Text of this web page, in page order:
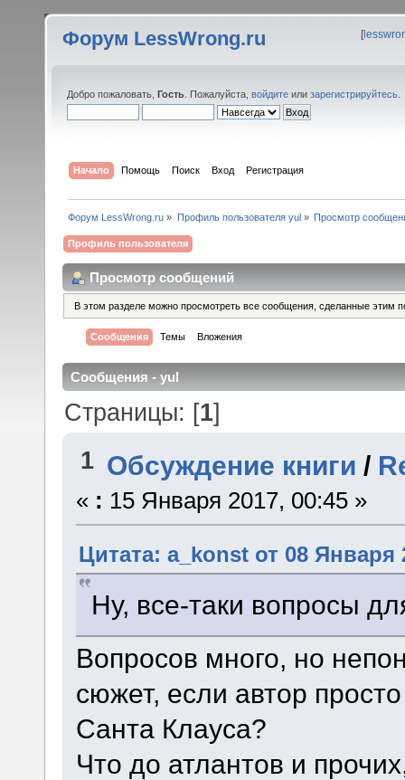
Форум LessWrong.ru [
Добро пожаловать, Гость . Пожалуйста, войдите или зарегистрируйтесь
Начало Помощь Поиск Вход Регистрация
Форум LessWrong.ru » Профиль пользователя yul» Просмотр
Профиль пользователя
Просмотр сообщений
В этом разделе можно просмотреть все сообщения, сделанные этим
Сообщения Темы Вложения
Сообщения - yul
Страницы: [1]
1 Обсуждение книги /
« : 15 Января 2017, 00:45 »
Цитата: a_konst от 08 Января
Ну, все-таки вопросы
Вопросов много, но
сюжет, если автор
Санта Клауса?
Что до атлантов и